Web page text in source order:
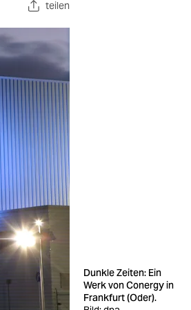
teilen
Dunkle Zeiten: Ein
Werk von Conergy in
Frankfurt (Oder).